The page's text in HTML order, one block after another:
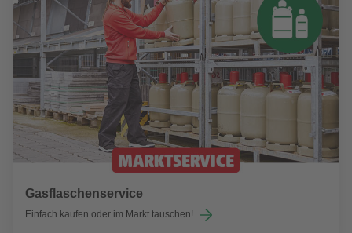
Gasflaschenservice
Einfach kaufen oder im Markt tauschen!